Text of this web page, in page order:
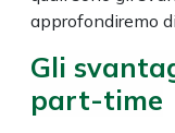
approfondiremo
Gli
part-time